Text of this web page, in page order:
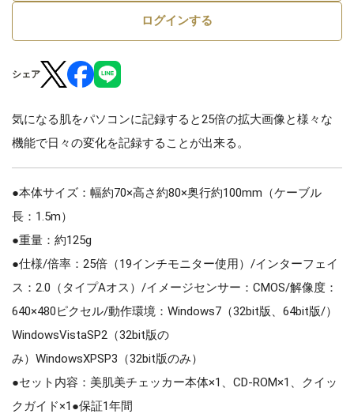
ログインする
シェア
気になる肌をパソコンに記録すると25倍の拡大画像と様々な
機能で日々の変化を記録することが出来る。
●本体サイズ：幅約70×高さ約80×奥行約100mm（ケーブル
長：1.5m）
●重量：約125g
●仕様/倍率：25倍（19インチモニター使用）/インターフェイ
ス：2.0（タイプAオス）/イメージセンサー：CMOS/解像度：
640×480ピクセル/動作環境：Windows7（32bit版、64bit版/）
WindowsVistaSP2（32bit版の
み）WindowsXPSP3（32bit版のみ）
●セット内容：美肌美チェッカー本体×1、CD-ROM×1、クイッ
クガイド×1●保証1年間